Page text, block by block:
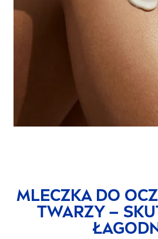
MLECZKA DO
TWARZY –